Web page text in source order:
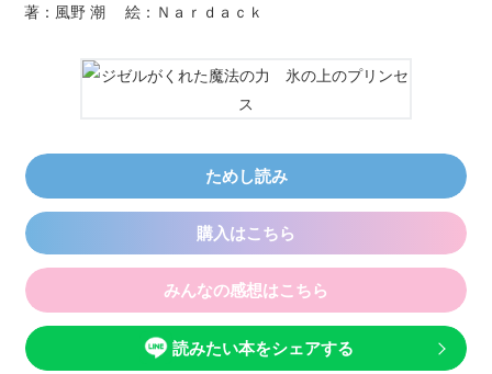
著：風野 潮 絵：Ｎａｒｄａｃｋ
ためし読み
購入はこちら
みんなの感想はこちら
読みたい本をシェアする